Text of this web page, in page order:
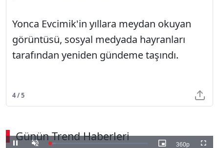
Yonca Evcimik'in yıllara meydan okuyan
görüntüsü, sosyal medyada hayranları
tarafından yeniden gündeme taşındı.
4 / 5
Günün Trend Haberleri
DuraklatSesi
Loaded
Resim 360p
Tam